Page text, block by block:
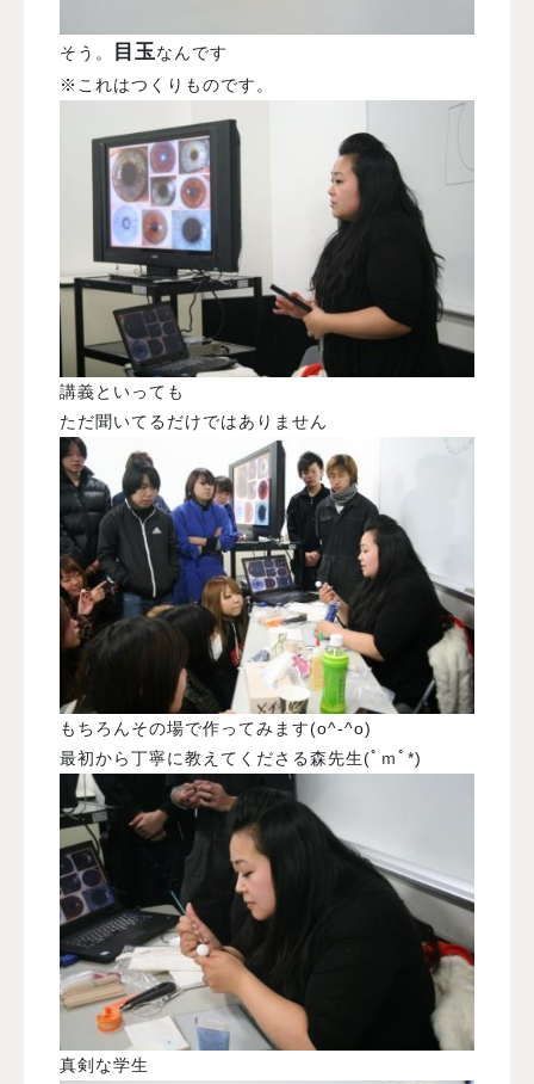
そう。 目玉なんです
※これはつくりものです。
講義といっても
ただ聞いてるだけではありません
もちろんその場で作ってみます(o^-^o)
最初から丁寧に教えてくださる森先生(ﾟｍﾟ*)
真剣な学生